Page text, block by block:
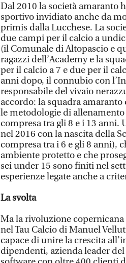
Dal 2010 la società amaranto
sportivo invidiato anche da
primis dalla Lucchese. La
due campi per il calcio a
(il Comunale di Altopascio e
ragazzi dell’Academy e la
per il calcio a 7 e due per il
anni dopo, il connubio con
responsabile del vivaio
accordo: la squadra
le metodologie di
compresa tra gli 8 e i 13 anni.
nel 2016 con la nascita della
compresa tra i 6 e gli 8 anni),
ambiente protetto e che
sei under 15 sono finiti nel
esperienze legate anche a
La svolta
Ma la rivoluzione copernicana
nel Tau Calcio di Manuel
capace di unire la crescita
dipendenti, azienda leader